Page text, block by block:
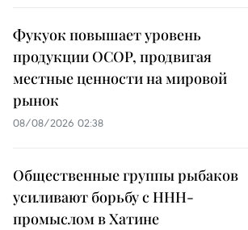
Фукуок повышает уровень
продукции OCOP, продвигая
местные ценности на мировой
рынок
08/08/2026 02:38
Общественные группы рыбаков
усиливают борьбу с ННН-
промыслом в Хатине